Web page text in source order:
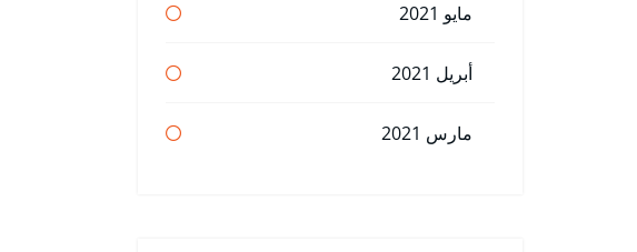
مايو 2021
أبريل 2021
مارس 2021